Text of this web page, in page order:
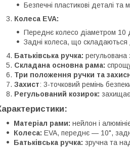
Безпечні пластикові деталі
Колеса EVA:
Переднє колесо діаметром 10
Задні колеса, що складаються
Батьківська ручка:
Складана основна рама:
Три положення ручки та
Захист: 3-точковий ремінь
Регульований козирок:
Матеріал рами: нейлон і
Колеса: EVA, переднє — 10",
Батьківська ручка: зручна та